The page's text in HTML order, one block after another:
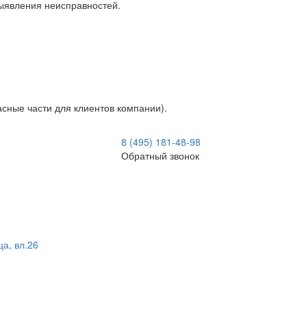
неисправностей.
части для клиентов компании).
вл.26
8 (495) 181-48-98
Обратный звонок